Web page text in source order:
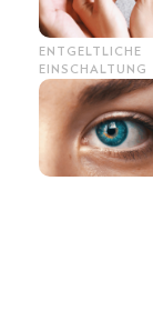
ENTGELTLICHE
EINSCHALTUNG